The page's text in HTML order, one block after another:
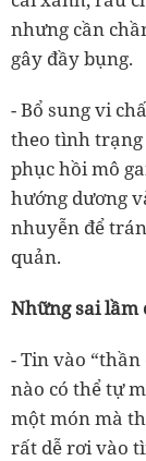
nhưng cần
gây đầy bụng.
- Bổ sung vi
theo tình trạng
phục hồi mô
hướng dương
nhuyễn để
quản.
Những sai lầm
- Tin vào
nào có thể tự
một món mà
rất dễ rơi vào